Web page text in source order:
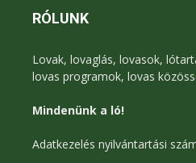
RÓLUNK
Lovak, lovaglás, lovasok,
lovas programok, lovas
Mindenünk a ló!
Adatkezelés nyilvántartási